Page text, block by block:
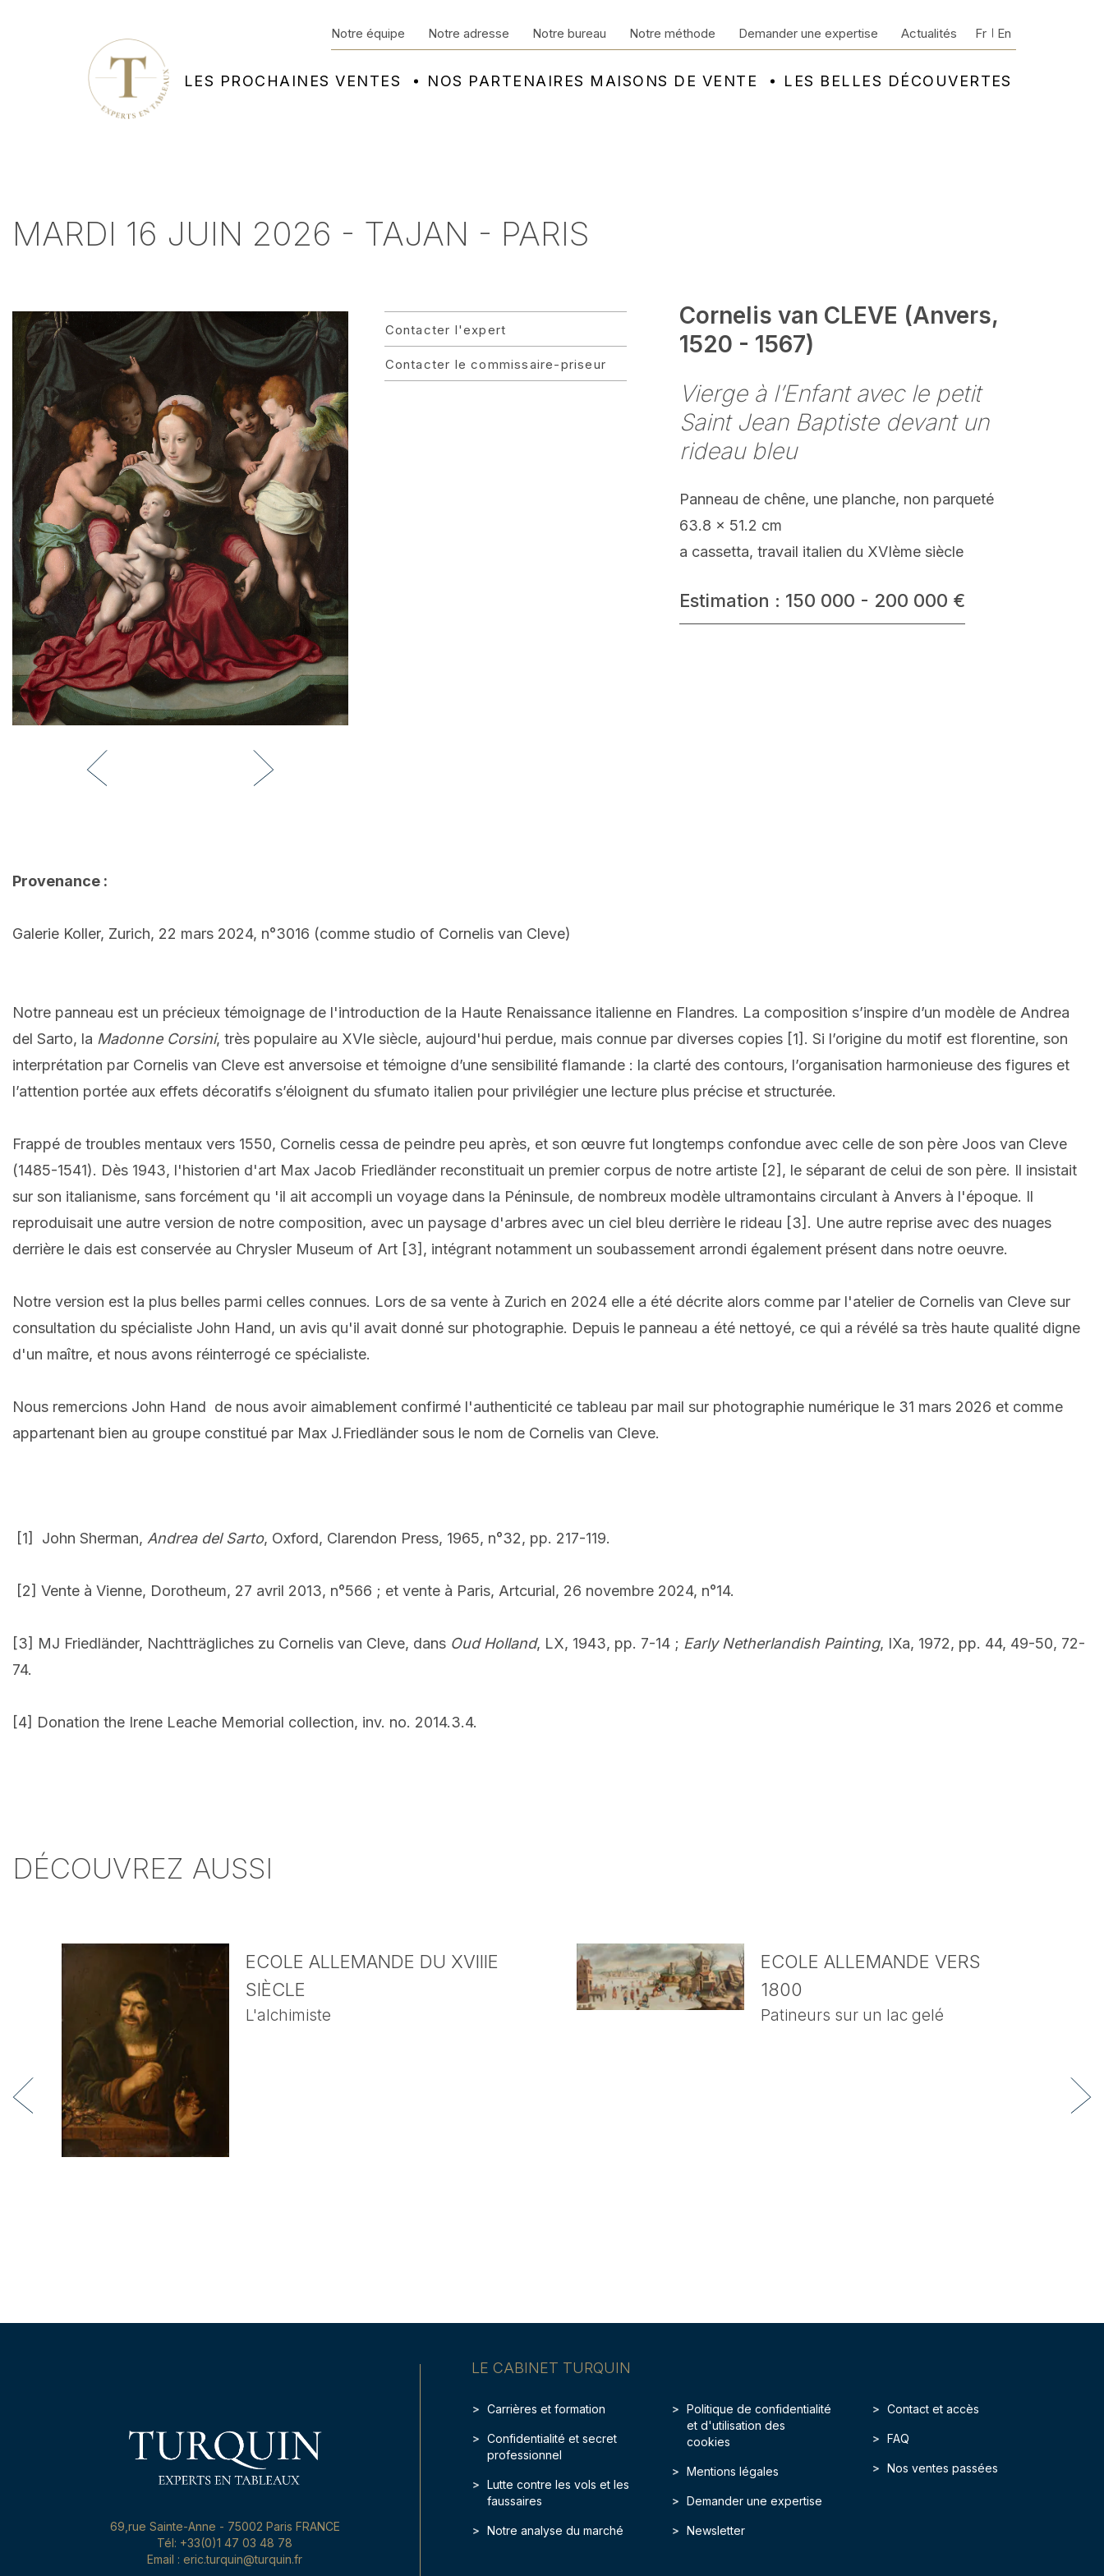
LES PROCHAINES VENTES NOS PARTENAIRES MAISONS DE VENTE LES BELLES DÉCOUVERTES
Notre équipe Notre adresse Notre bureau Notre méthode Demander une expertise Actualités Fr En
MARDI 16 JUIN 2026 - TAJAN - PARIS
Contacter l'expert
Contacter le commissaire-priseur
Cornelis van CLEVE (Anvers,
1520 - 1567)
Vierge à l’Enfant avec le petit
Saint Jean Baptiste devant un
rideau bleu
Panneau de chêne, une planche, non parqueté
63.8 x 51.2 cm
a cassetta, travail italien du XVIème siècle
Estimation : 150 000 - 200 000 €
Provenance :
Galerie Koller, Zurich, 22 mars 2024, n°3016 (comme studio of Cornelis van Cleve)
Notre panneau est un précieux témoignage de l'introduction de la Haute Renaissance italienne en Flandres. La composition s’inspire d’un modèle de Andrea
del Sarto, la Madonne Corsini, très populaire au XVIe siècle, aujourd'hui perdue, mais connue par diverses copies [1]. Si l’origine du motif est florentine, son
interprétation par Cornelis van Cleve est anversoise et témoigne d’une sensibilité flamande : la clarté des contours, l’organisation harmonieuse des figures et
l’attention portée aux effets décoratifs s’éloignent du sfumato italien pour privilégier une lecture plus précise et structurée.
Frappé de troubles mentaux vers 1550, Cornelis cessa de peindre peu après, et son œuvre fut longtemps confondue avec celle de son père Joos van Cleve
(1485-1541). Dès 1943, l'historien d'art Max Jacob Friedländer reconstituait un premier corpus de notre artiste [2], le séparant de celui de son père. Il insistait
sur son italianisme, sans forcément qu 'il ait accompli un voyage dans la Péninsule, de nombreux modèle ultramontains circulant à Anvers à l'époque. Il
reproduisait une autre version de notre composition, avec un paysage d'arbres avec un ciel bleu derrière le rideau [3]. Une autre reprise avec des nuages
derrière le dais est conservée au Chrysler Museum of Art [3], intégrant notamment un soubassement arrondi également présent dans notre oeuvre.
Notre version est la plus belles parmi celles connues. Lors de sa vente à Zurich en 2024 elle a été décrite alors comme par l'atelier de Cornelis van Cleve sur
consultation du spécialiste John Hand, un avis qu'il avait donné sur photographie. Depuis le panneau a été nettoyé, ce qui a révélé sa très haute qualité digne
d'un maître, et nous avons réinterrogé ce spécialiste.
Nous remercions John Hand de nous avoir aimablement confirmé l'authenticité ce tableau par mail sur photographie numérique le 31 mars 2026 et comme
appartenant bien au groupe constitué par Max J.Friedländer sous le nom de Cornelis van Cleve.
[1] John Sherman, Andrea del Sarto, Oxford, Clarendon Press, 1965, n°32, pp. 217-119.
[2] Vente à Vienne, Dorotheum, 27 avril 2013, n°566 ; et vente à Paris, Artcurial, 26 novembre 2024, n°14.
[3] MJ Friedländer, Nachtträgliches zu Cornelis van Cleve, dans Oud Holland, LX, 1943, pp. 7-14 ; Early Netherlandish Painting, IXa, 1972, pp. 44, 49-50, 72-
74.
[4] Donation the Irene Leache Memorial collection, inv. no. 2014.3.4.
DÉCOUVREZ AUSSI
ECOLE ALLEMANDE DU XVIIIE
SIÈCLE
L'alchimiste
ECOLE ALLEMANDE VERS
1800
Patineurs sur un lac gelé
LE CABINET TURQUIN
Carrières et formation
Confidentialité et secret
professionnel
Lutte contre les vols et les
faussaires
Notre analyse du marché
Politique de confidentialité
et d'utilisation des
cookies
Mentions légales
Demander une expertise
Newsletter
Contact et accès
FAQ
Nos ventes passées
69,rue Sainte-Anne - 75002 Paris FRANCE
Tél: +33(0)1 47 03 48 78
Email : eric.turquin@turquin.fr